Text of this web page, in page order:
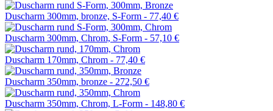
Duscharm 300mm, bronze, S-Form - 77,40 €
Duscharm 300mm, Chrom, S-Form - 57,10 €
Duscharm 170mm, Chrom - 77,40 €
Duscharm 350mm, bronze - 272,50 €
Duscharm 350mm, Chrom, L-Form - 148,80 €